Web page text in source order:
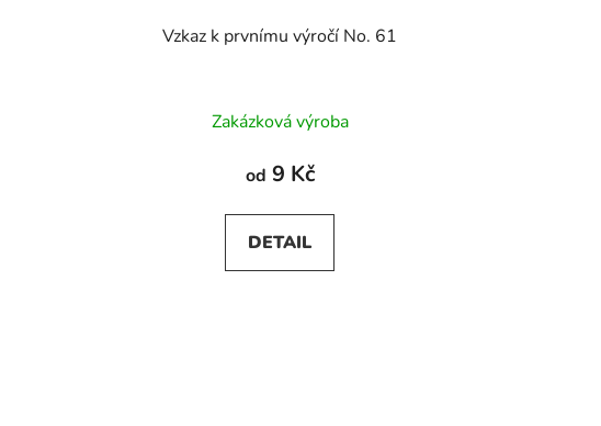
Vzkaz k prvnímu výročí No. 61
Zakázková výroba
od 9 Kč
DETAIL